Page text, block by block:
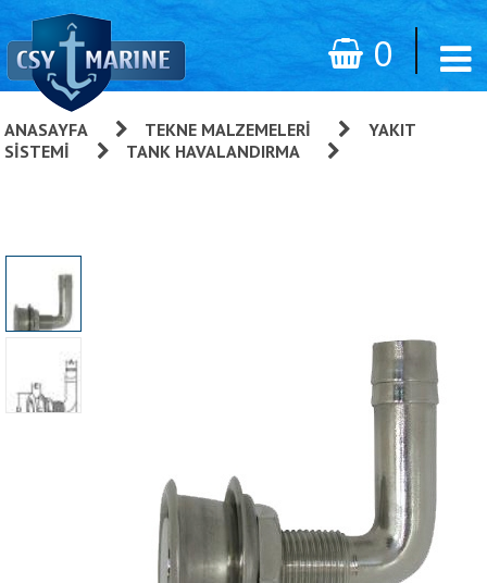
0
ANASAYFA TEKNE MALZEMELERI
YAKIT
SISTEMI
TANK HAVALANDIRMA